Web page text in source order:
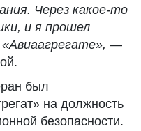
Через какое-то
и я прошел
«Авиаагрегате», —
был
на должность
безопасности.